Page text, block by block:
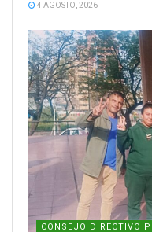
4 AGOSTO, 2026
CONSEJO DIRECTIVO